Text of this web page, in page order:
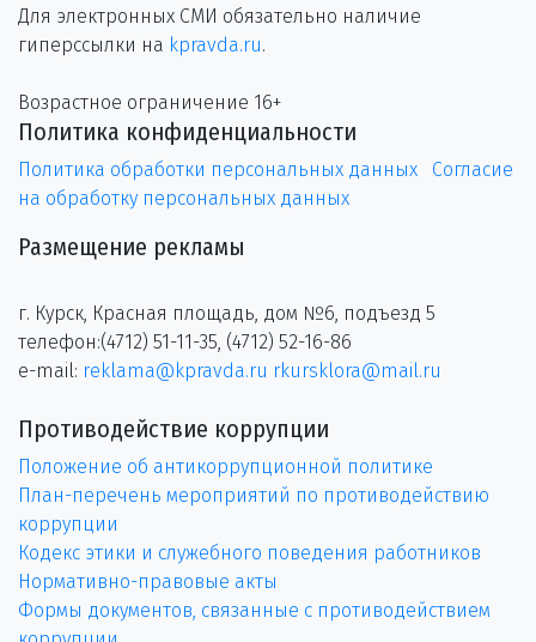
Для электронных СМИ обязательно наличие
гиперссылки на kpravda.ru.
Возрастное ограничение 16+
Политика конфиденциальности
Политика обработки персональных данных
Согласие
на обработку персональных данных
Размещение рекламы
г. Курск, Красная площадь, дом №6, подъезд 5
телефон:(4712) 51-11-35, (4712) 52-16-86
e-mail: reklama@kpravda.ru rkursklora@mail.ru
Противодействие коррупции
Положение об антикоррупционной политике
План-перечень мероприятий по противодействию
коррупции
Кодекс этики и служебного поведения работников
Нормативно-правовые акты
Формы документов, связанные с противодействием